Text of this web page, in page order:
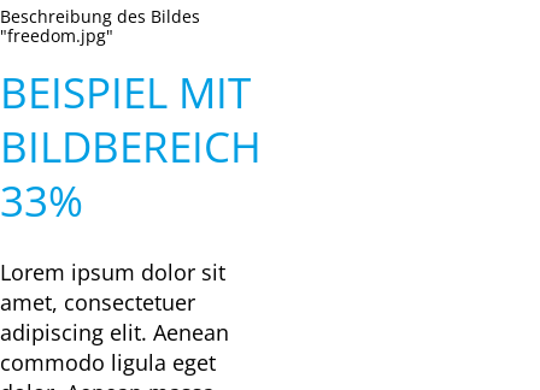
Beschreibung des Bildes
"freedom.jpg"
BEISPIEL MIT
BILDBEREICH
33%
Lorem ipsum dolor sit
amet, consectetuer
adipiscing elit. Aenean
commodo ligula eget